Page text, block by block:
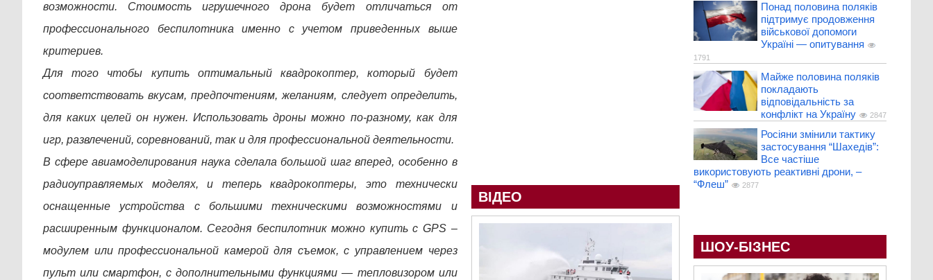
возможности. Стоимость игрушечного дрона будет отличаться от
профессионального беспилотника именно с учетом приведенных выше
критериев.
Для того чтобы купить оптимальный квадрокоптер, который будет
соответствовать вкусам, предпочтениям, желаниям, следует определить,
для каких целей он нужен. Использовать дроны можно по-разному, как для
игр, развлечений, соревнований, так и для профессиональной деятельности.
В сфере авиамоделирования наука сделала большой шаг вперед, особенно в
радиоуправляемых моделях, и теперь квадрокоптеры, это технически
оснащенные устройства с большими техническими возможностями и
расширенным функционалом. Сегодня беспилотник можно купить с GPS –
модулем или профессиональной камерой для съемок, с управлением через
пульт или смартфон, с дополнительными функциями — тепловизором или
ВІДЕО
Понад половина поляків
підтримує продовження
військової допомоги
Україні — опитування
1791
Майже половина поляків
покладають
відповідальність за
конфлікт на Україну
2847
Росіяни змінили тактику
застосування “Шахедів”:
Все частіше
використовують реактивні дрони, –
“Флеш”
2877
ШОУ-БІЗНЕС